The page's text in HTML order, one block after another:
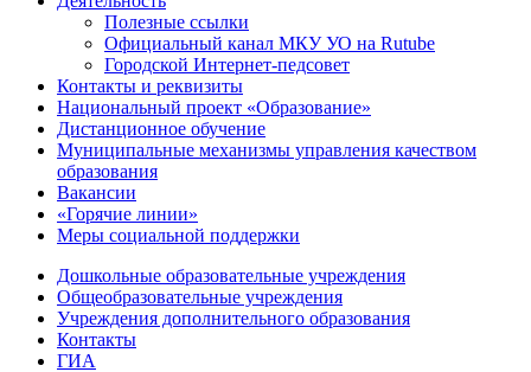
Полезные ссылки
Официальный канал МКУ УО на Rutube
Городской Интернет-педсовет
Контакты и реквизиты
Национальный проект «Образование»
Дистанционное обучение
Муниципальные механизмы управления качеством
образования
Вакансии
«Горячие линии»
Меры социальной поддержки
Дошкольные образовательные учреждения
Общеобразовательные учреждения
Учреждения дополнительного образования
Контакты
ГИА